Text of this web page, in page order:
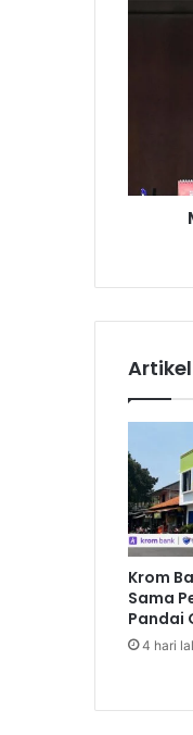
M
e
h
n
S
e
y
a
N
o
v
a
n
t
o
Krom
Sama
Pandai
4 hari